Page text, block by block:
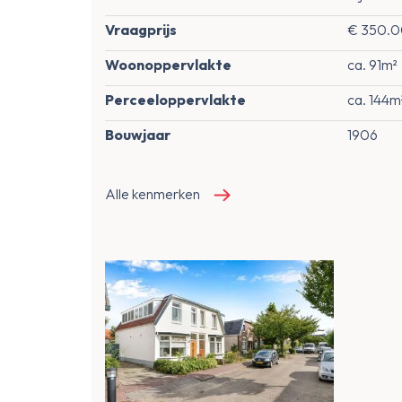
Vraagprijs
€
Woonoppervlakte
ca. 91m²
Perceeloppervlakte
ca.
Bouwjaar
1906
Alle kenmerken